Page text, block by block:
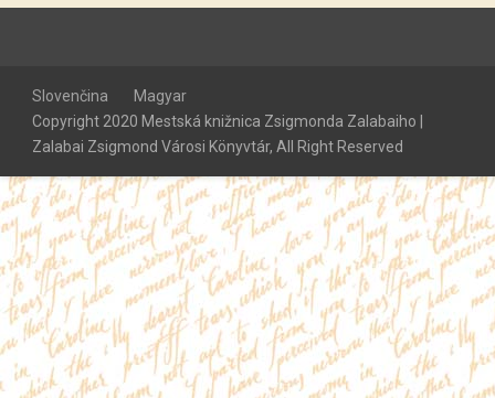
Slovenčina
Magyar
Copyright 2020 Mestská knižnica Zsigmonda Zalabaiho |
Zalabai Zsigmond Városi Könyvtár, All Right Reserved